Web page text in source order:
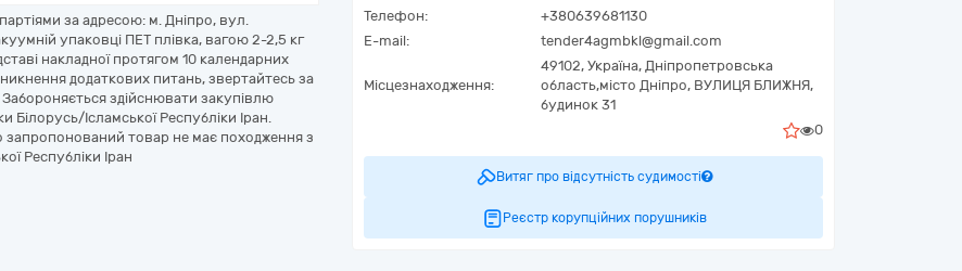
за адресою: м. Дніпро, вул.
упаковці ПЕТ плівка, вагою 2-2,5 кг
накладної протягом 10 календарних
додаткових питань, звертайтесь за
здійснювати закупівлю
Білорусь/Ісламської Республіки Іран.
запропонований товар не має походження з
Республіки Іран
Телефон:
+380639681130
E-mail:
tender4agmbkl@gmail.com
Місцезнаходження:
49102, Україна, Дніпропетровська
область,місто Дніпро, ВУЛИЦЯ БЛИЖНЯ,
будинок 31
0
Витяг про відсутність судимості
Реєстр корупційних порушників